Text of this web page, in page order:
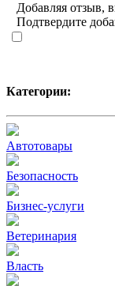
Добавляя отзыв,
Подтвердите
Категории:
Автотовары
Безопасность
Бизнес-услуги
Ветеринария
Власть